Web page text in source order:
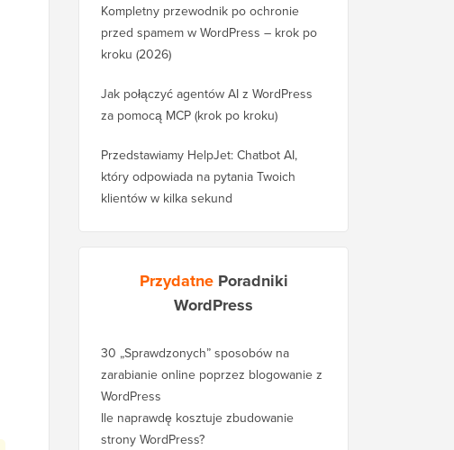
Kompletny przewodnik po ochronie
przed spamem w WordPress – krok po
kroku (2026)
Jak połączyć agentów AI z WordPress
za pomocą MCP (krok po kroku)
Przedstawiamy HelpJet: Chatbot AI,
który odpowiada na pytania Twoich
klientów w kilka sekund
Przydatne Poradniki
WordPress
30 „Sprawdzonych” sposobów na
zarabianie online poprzez blogowanie z
WordPress
Ile naprawdę kosztuje zbudowanie
strony WordPress?